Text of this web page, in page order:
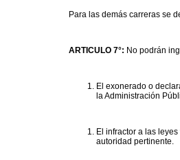
Para las demás carreras se
ARTICULO 7°: No podrán
El exonerado o
la Administración
El infractor a las
autoridad pertinente.